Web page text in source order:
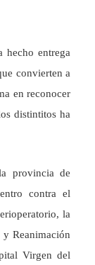
entrega
convierten a
en reconocer
distintitos ha
provincia de
contra el
la
Reanimación
Virgen del